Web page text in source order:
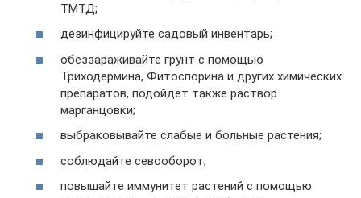
ТМТД;
дезинфицируйте садовый инвентарь;
обеззараживайте грунт с помощью
Триходермина, Фитоспорина и других химических
препаратов, подойдет также раствор
марганцовки;
выбраковывайте слабые и больные растения;
соблюдайте севооборот;
повышайте иммунитет растений с помощью